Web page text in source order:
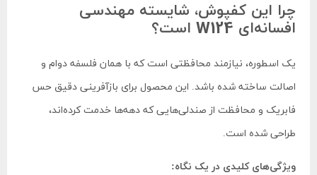
چرا این کفپوش، شایسته مهندسی
افسانه‌ای W124 است؟
یک اسطوره، نیازمند محافظتی است که با همان فلسفه دوام و
اصالت ساخته شده باشد. این محصول برای بازآفرینی دقیق حس
فابریک و محافظت از صندلی‌هایی که دهه‌ها خدمت کرده‌اند،
طراحی شده است.
ویژگی‌های کلیدی در یک نگاه: